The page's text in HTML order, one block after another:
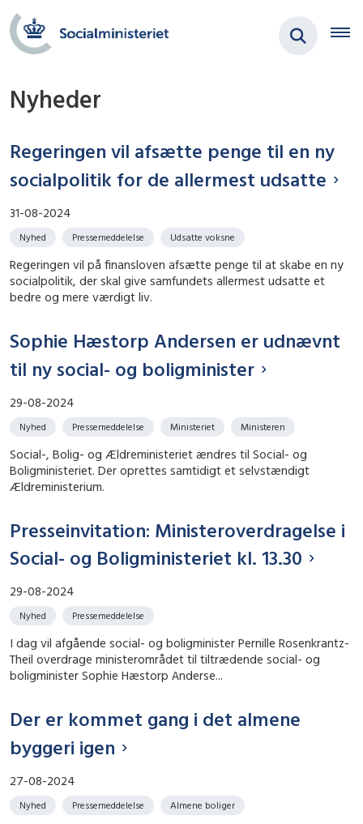
Nyheder
Regeringen vil afsætte penge til en ny
socialpolitik for de allermest udsatte
31-08-2024
Nyhed Pressemeddelelse Udsatte voksne
Regeringen vil på finansloven afsætte penge til at skabe en ny
socialpolitik, der skal give samfundets allermest udsatte et
bedre og mere værdigt liv.
Sophie Hæstorp Andersen er udnævnt
til ny social- og boligminister
29-08-2024
Nyhed Pressemeddelelse Ministeriet Ministeren
Social-, Bolig- og Ældreministeriet ændres til Social- og
Boligministeriet. Der oprettes samtidigt et selvstændigt
Ældreministerium.
Presseinvitation: Ministeroverdragelse i
Social- og Boligministeriet kl. 13.30
29-08-2024
Nyhed Pressemeddelelse
I dag vil afgående social- og boligminister Pernille Rosenkrantz-
Theil overdrage ministerområdet til tiltrædende social- og
boligminister Sophie Hæstorp Anderse...
Der er kommet gang i det almene
byggeri igen
27-08-2024
Nyhed Pressemeddelelse Almene boliger